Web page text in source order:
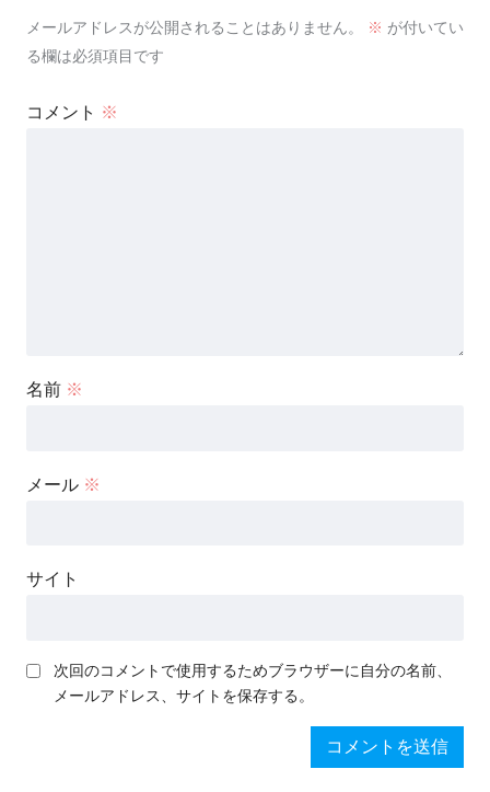
メールアドレスが公開されることはありません。 ※ が付いてい
る欄は必須項目です
コメント ※
名前 ※
メール ※
サイト
次回のコメントで使用するためブラウザーに自分の名前、
メールアドレス、サイトを保存する。